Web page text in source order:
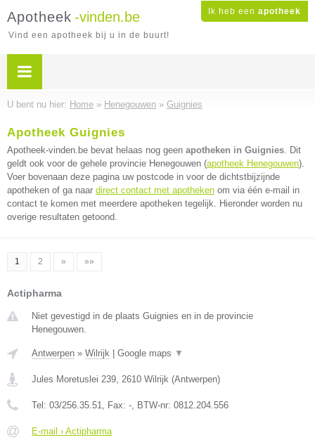
Ik heb een apotheek
Apotheek -vinden.be
Vind een apotheek bij u in de buurt!
U bent nu hier: Home » Henegouwen » Guignies
Apotheek Guignies
Apotheek-vinden.be bevat helaas nog geen apotheken in Guignies. Dit
geldt ook voor de gehele provincie Henegouwen (apotheek Henegouwen).
Voer bovenaan deze pagina uw postcode in voor de dichtstbijzijnde
apotheken of ga naar direct contact met apotheken om via één e-mail in
contact te komen met meerdere apotheken tegelijk. Hieronder worden nu
overige resultaten getoond.
1 2 » »»
Actipharma
Niet gevestigd in de plaats Guignies en in de provincie
Henegouwen.
Antwerpen » Wilrijk Google maps ▼
Jules Moretuslei 239, 2610 Wilrijk (Antwerpen)
Tel: 03/256.35.51, Fax: -, BTW-nr: 0812.204.556
E-mail › Actipharma